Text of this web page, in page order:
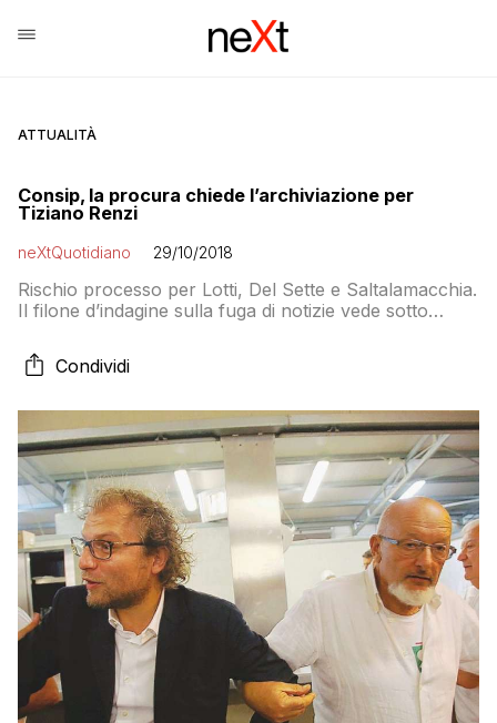
ATTUALITÀ
Consip, la procura chiede l’archiviazione per
Tiziano Renzi
neXtQuotidiano 29/10/2018
Rischio processo per Lotti, Del Sette e Saltalamacchia.
Il filone d’indagine sulla fuga di notizie vede sotto
Condividi